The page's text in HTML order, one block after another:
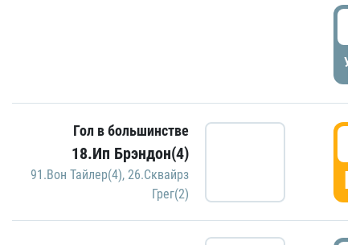
Гол в большинстве
18.Ип Брэндон(4)
91.Вон Тайлер(4), 26.Сквайрз
Грег(2)